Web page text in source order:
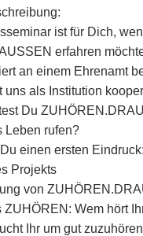
ist für Dich,
erfahren
an einem Ehrenamt
uns als Institution
Du
Leben rufen?
einen ersten Eindruck:
Projekts
von
ZUHÖREN: Wem hört
Ihr um gut